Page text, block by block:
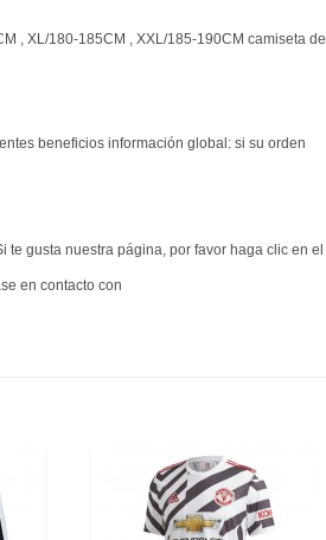
, XL/180-185CM , XXL/185-190CM camiseta de
beneficios información global: si su orden
te gusta nuestra página, por favor haga clic en el
en contacto con